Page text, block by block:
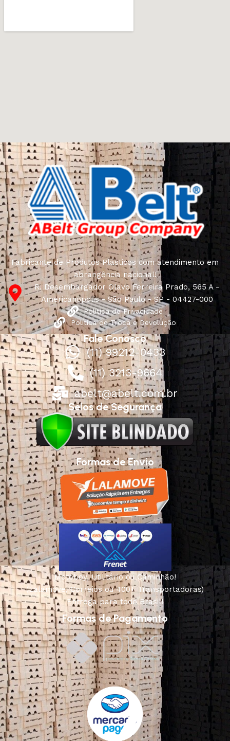
Fabricante de Produtos Plásticos com atendimento em
abrangência nacional!
R. Desembargador Olavo Ferreira Prado, 565 A -
Americanópolis - São Paulo - SP - 04427-000
Política de Privacidade
Política de Troca e Devolução
Fale Conosco
(11) 99212-0433
(11) 3213-9664
abelt@abelt.com.br
Selos de Segurança
Formas de Envio
Motoboy, Utilitário ou Caminhão!
(Lalamove, Correios ou 400+ Transportadoras)
Entrega para todo Brasil!
Formas de Pagamento